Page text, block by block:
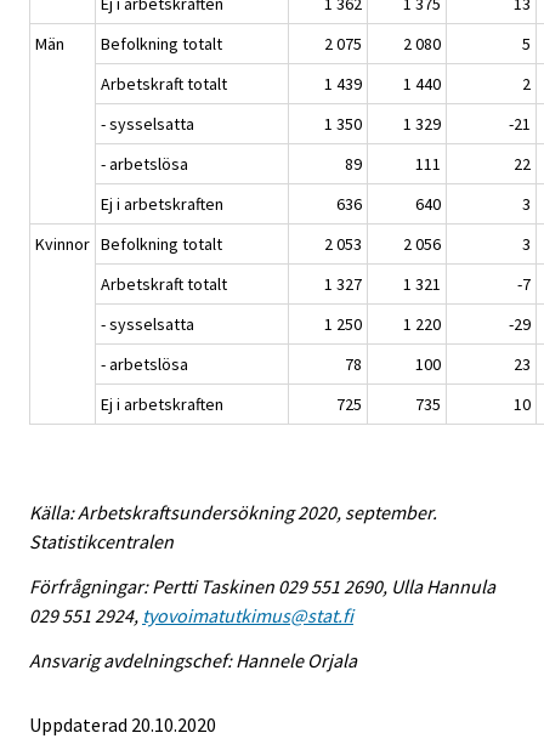
Män
Befolkning totalt 2 075 2 080
5
Arbetskraft totalt
1 439 1 440
2
- sysselsatta
1 350 1 329
-21
- arbetslösa
89 111
22
Ej i arbetskraften
636 640
3
Kvinnor Befolkning totalt 2 053 2 056
3
Arbetskraft totalt
1 327 1 321
-7
- sysselsatta
1 250 1 220
-29
- arbetslösa
78 100
23
Ej i arbetskraften
725 735 10
Källa: Arbetskraftsundersökning 2020, september.
Statistikcentralen
Förfrågningar: Pertti Taskinen 029 551 2690, Ulla Hannula
029 551 2924, tyovoimatutkimus@stat.fi
Ansvarig avdelningschef: Hannele Orjala
Uppdaterad 20.10.2020